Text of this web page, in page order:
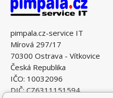
pimpala.cz-service IT
Mírová 297/17
70300 Ostrava - Vítkovice
Česká Republika
IČO: 10032096
DIČ: CZ6311151594